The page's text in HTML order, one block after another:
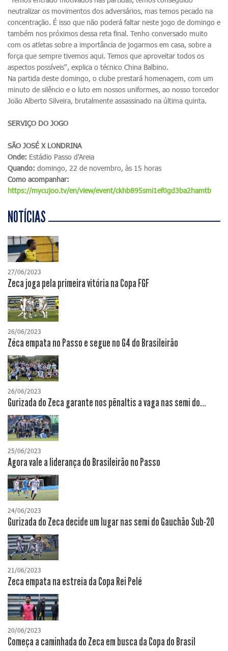
neutralizar os movimentos dos adversários, mas temos pecado na
concentração. É isso que não poderá faltar neste jogo de domingo e
também nos próximos dessa reta final. Tenho conversado muito
com os atletas sobre a importância de jogarmos em casa, sobre a
força que sempre tivemos aqui. Temos que aproveitar todos os
aspectos possíveis", explica o técnico China Balbino.
Na partida deste domingo, o clube prestará homenagem, com um
minuto de silêncio e o luto em nossos uniformes, ao nosso torcedor
João Alberto Silveira, brutalmente assassinado na última quinta.
SERVIÇO DO JOGO
SÃO JOSÉ X LONDRINA
Onde: Estádio Passo d'Areia
Quando: domingo, 22 de novembro, às 15 horas
Como acompanhar:
https://mycujoo.tv/en/view/event/ckhb895smi1ef0gd3ba2hamtb
NOTÍCIAS
27/06/2023
Zeca joga pela primeira vitória na Copa FGF
26/06/2023
Zéca empata no Passo e segue no G4 do Brasileirão
26/06/2023
Gurizada do Zeca garante nos pênaltis a vaga nas semi do...
25/06/2023
Agora vale a liderança do Brasileirão no Passo
24/06/2023
Gurizada do Zeca decide um lugar nas semi do Gauchão Sub-20
21/06/2023
Zeca empata na estreia da Copa Rei Pelé
20/06/2023
Começa a caminhada do Zeca em busca da Copa do Brasil